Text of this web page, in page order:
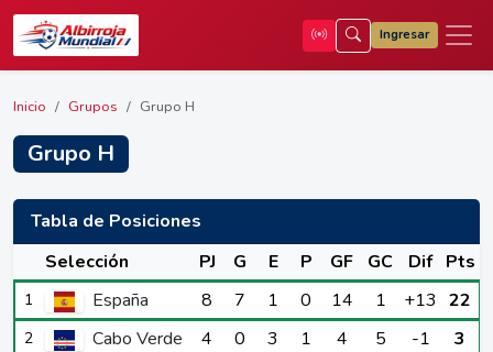
Ingresar
Inicio Grupos Grupo H
Grupo H
Tabla de Posiciones
Selección
PJ G E P GF GC Dif Pts
1 España 8 7 1 0 14 1 +13 22
2 Cabo Verde 4 0 3 1 4 5 -1 3